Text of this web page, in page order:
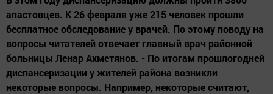
апастовцев. К 26 февраля уже 215 человек прошли
бесплатное обследование у врачей. По этому поводу на
вопросы читателей отвечает главный врач районной
больницы Ленар Ахметянов. - По итогам прошлогодней
диспансеризации у жителей района возникли
некоторые вопросы. Например, некоторые считают,